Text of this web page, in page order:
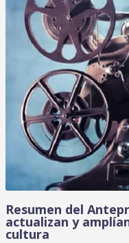
Resumen del
actualizan y
cultura